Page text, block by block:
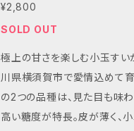
味しさをぜひお楽しみください
¥2,800
SOLD OUT
極上の甘さを楽しむ小玉すいか食べ比べセ
川県横須賀市で愛情込めて育
の2つの品種は、見た目も味わいも異なる魅力を
高い糖度が特長。皮が薄く、